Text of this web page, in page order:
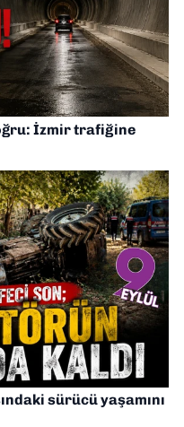
İzmir trafiğine
sürücü yaşamını